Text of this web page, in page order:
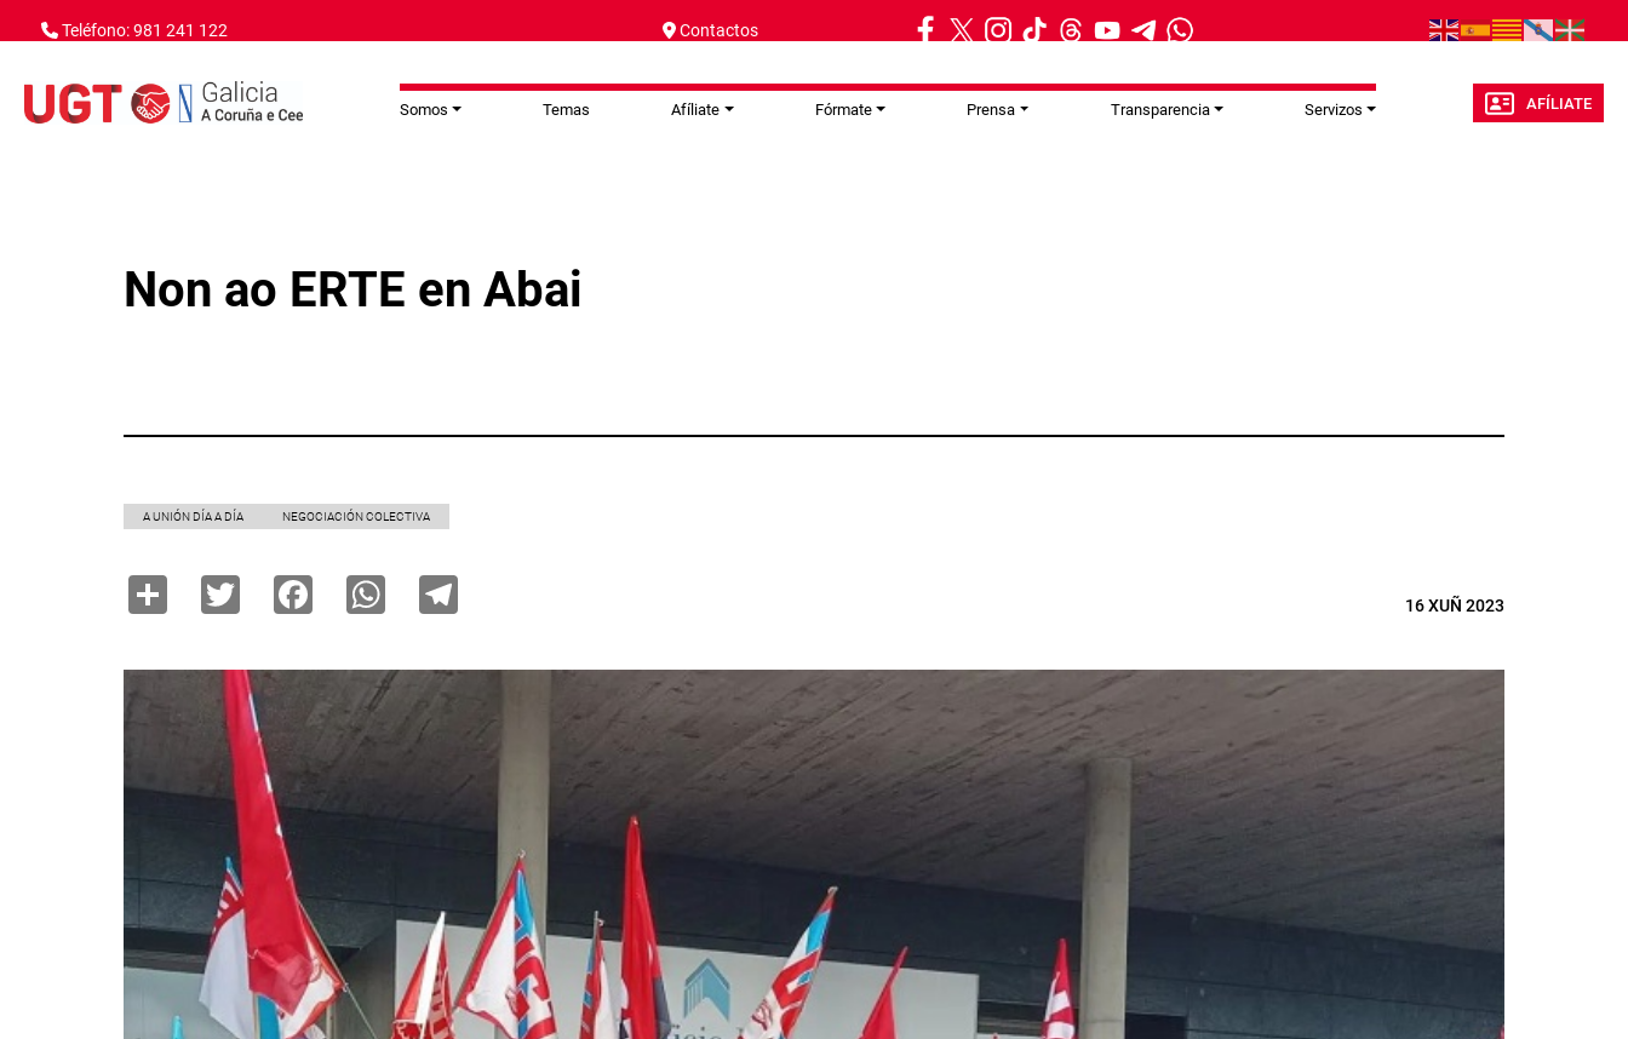
Teléfono: 981 241 122 Contactos
Somos Temas Afíliate Fórmate Prensa Transparencia Servizos AFÍLIATE
Non ao ERTE en Abai
A UNIÓN DÍA A DÍA NEGOCIACIÓN COLECTIVA
Share TwitterFacebookWhatsApp 16 XUÑ 2023